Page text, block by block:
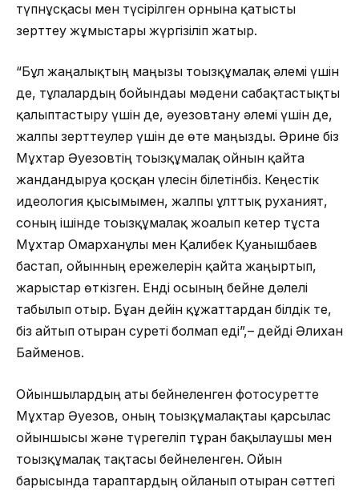
түпнұсқасы мен түсірілген орнына қатысты
зерттеу жұмыстары жүргізіліп жатыр.
“Бұл жаңалықтың маңызы тоғызқұмалақ әлемі үшін
де, тұлғалардың бойындағы мәдени сабақтастықты
қалыптастыру үшін де, әуезовтану әлемі үшін де,
жалпы зерттеулер үшін де өте маңызды. Әрине біз
Мұхтар Әуезовтің тоғызқұмалақ ойнын қайта
жандандыруға қосқан үлесін білетінбіз. Кеңестік
идеология қысымымен, жалпы ұлттық руханият,
соның ішінде тоғызқұмалақ жоғалып кетер тұста
Мұхтар Омарханұлы мен Қалибек Қуанышбаев
бастап, ойынның ережелерін қайта жаңғыртып,
жарыстар өткізген. Енді осының бейне дәлелі
табылып отыр. Бұған дейін құжаттардан білдік те,
біз айтып отырған суреті болмап еді”,– дейді Әлихан
Байменов.
Ойыншылардың аты бейнеленген фотосуретте
Мұхтар Әуезов, оның тоғызқұмалақтағы қарсылас
ойыншысы және түрегеліп тұрған бақылаушы мен
тоғызқұмалақ тақтасы бейнеленген. Ойын
барысында тараптардың ойланып отырған сәттегі